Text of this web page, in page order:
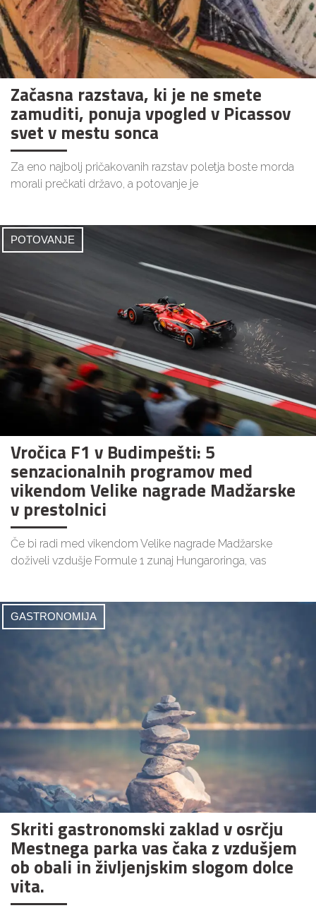
Začasna razstava, ki je ne smete
zamuditi, ponuja vpogled v Picassov
svet v mestu sonca
Za eno najbolj pričakovanih razstav poletja boste morda
morali prečkati državo, a potovanje je
POTOVANJE
Vročica F1 v Budimpešti: 5
senzacionalnih programov med
vikendom Velike nagrade Madžarske
v prestolnici
Če bi radi med vikendom Velike nagrade Madžarske
doživeli vzdušje Formule 1 zunaj Hungaroringa, vas
GASTRONOMIJA
Skriti gastronomski zaklad v osrčju
Mestnega parka vas čaka z vzdušjem
ob obali in življenjskim slogom dolce
vita.